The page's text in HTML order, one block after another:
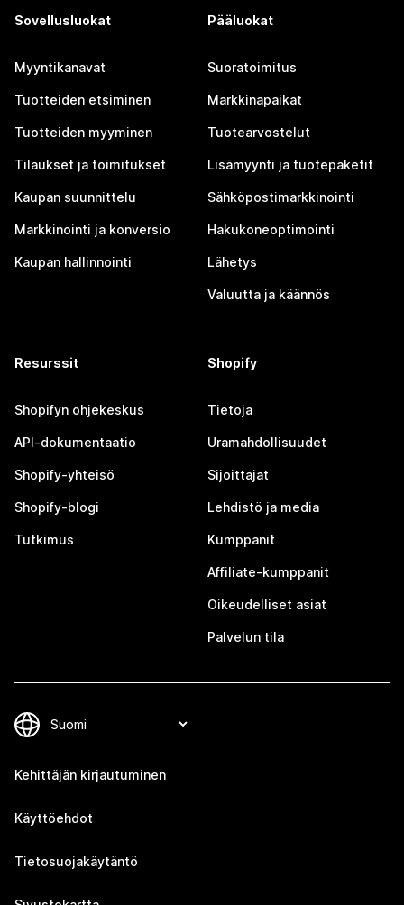
Sovellusluokat
Myyntikanavat
Tuotteiden etsiminen
Tuotteiden myyminen
Tilaukset ja toimitukset
Kaupan suunnittelu
Markkinointi ja konversio
Kaupan hallinnointi
Pääluokat
Suoratoimitus
Markkinapaikat
Tuotearvostelut
Lisämyynti ja tuotepaketit
Sähköpostimarkkinointi
Hakukoneoptimointi
Lähetys
Valuutta ja käännös
Resurssit
Shopifyn ohjekeskus
API-dokumentaatio
Shopify-yhteisö
Shopify-blogi
Tutkimus
Shopify
Tietoja
Uramahdollisuudet
Sijoittajat
Lehdistö ja media
Kumppanit
Affiliate-kumppanit
Oikeudelliset asiat
Palvelun tila
Kehittäjän kirjautuminen
Käyttöehdot
Tietosuojakäytäntö